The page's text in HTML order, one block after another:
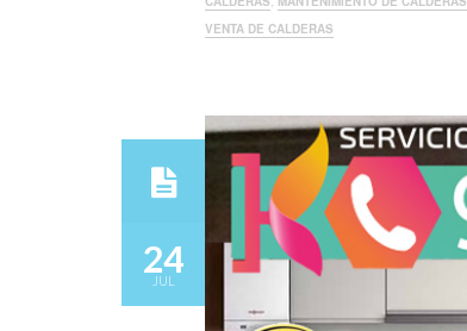
VENTA DE CALDERAS
24
JUL